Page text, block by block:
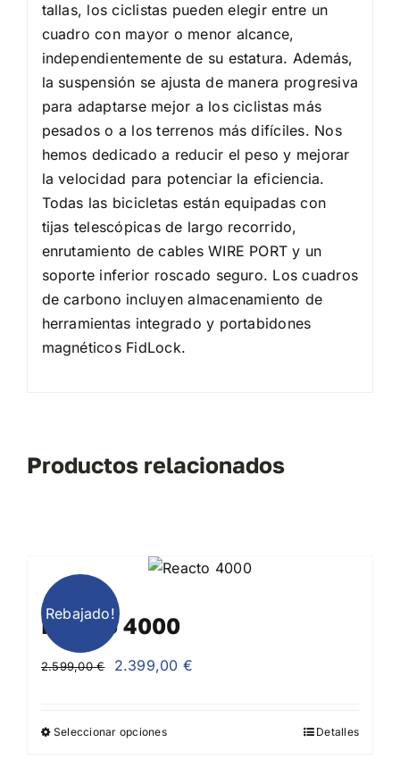
tallas, los ciclistas pueden elegir entre un
cuadro con mayor o menor alcance,
independientemente de su estatura. Además,
la suspensión se ajusta de manera progresiva
para adaptarse mejor a los ciclistas más
pesados o a los terrenos más difíciles. Nos
hemos dedicado a reducir el peso y mejorar
la velocidad para potenciar la eficiencia.
Todas las bicicletas están equipadas con
tijas telescópicas de largo recorrido,
enrutamiento de cables WIRE PORT y un
soporte inferior roscado seguro. Los cuadros
de carbono incluyen almacenamiento de
herramientas integrado y portabidones
magnéticos FidLock.
Productos relacionados
Rebajado!
Reacto 4000
2.599,00€
El
era:
2.399,00 €
Seleccionar opciones Detalles